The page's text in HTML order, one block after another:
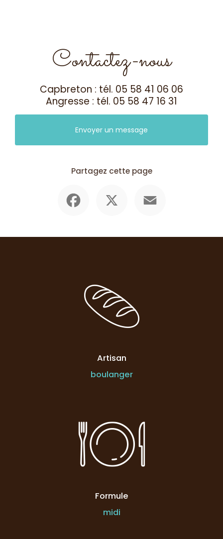
Contactez-nous
Capbreton : tél. 05 58 41 06 06
Angresse : tél. 05 58 47 16 31
Envoyer un message
Partagez cette page
Artisan
boulanger
Formule
midi